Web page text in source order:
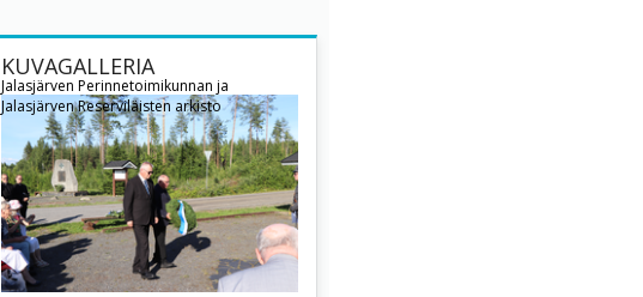
KUVAGALLERIA
Jalasjärven Perinnetoimikunnan ja
Jalasjärven Reserviläisten arkisto